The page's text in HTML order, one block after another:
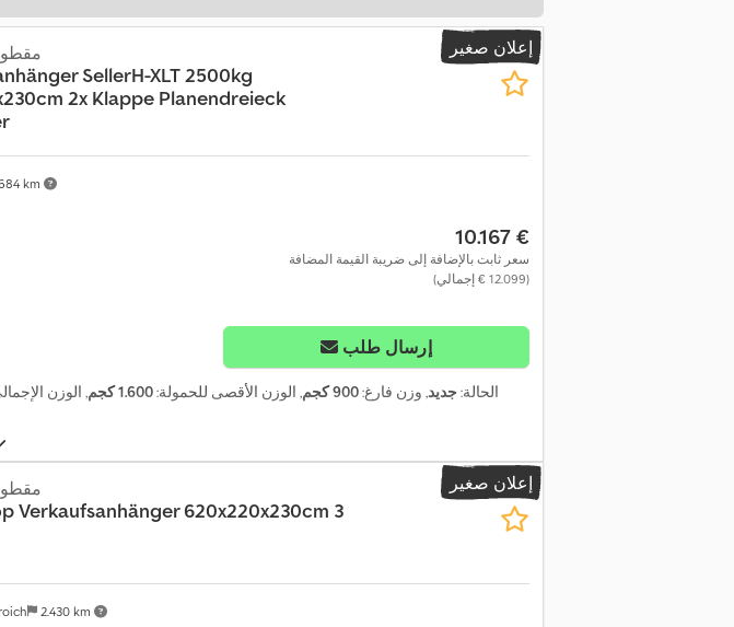
إعلان صغير
km
SellerH-XLT 2500kg
2x Klappe Planendreieck
‏10.167 €
سعر ثابت بالإضافة إلى ضريبة القيمة المضافة
(‏12.099 € إجمالي)
إرسال طلب
الحالة:جديد, وزن فارغ:900 كجم , الوزن الأقصى للحمولة:1.600 كجم , الوزن
إعلان صغير
2.430 km
Verkaufsanhänger 620x220x230cm 3